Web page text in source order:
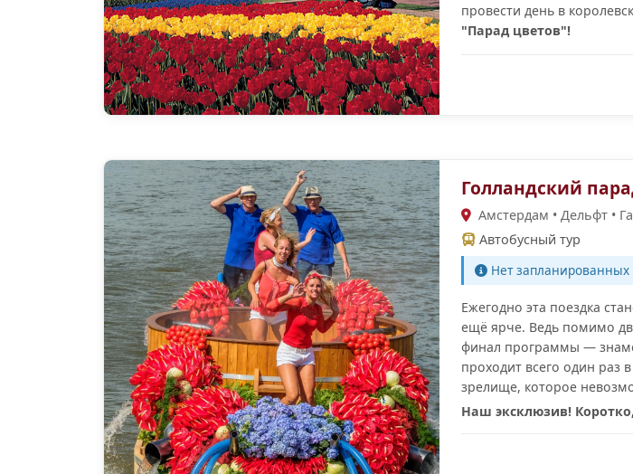
провести день в
"Парад цветов"!
Голландский
Амстердам • Дельфт •
Автобусный тур
Нет запланированных
Ежегодно эта поездка
ещё ярче. Ведь помимо
финал программы —
проходит всего один
зрелище, которое
Наш эксклюзив!